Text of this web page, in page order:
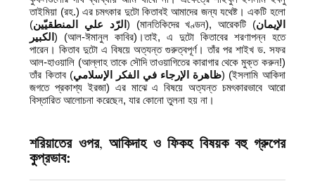
তাইমিয়া (রহ.) এর চমৎকার দুটো কিতাবই আমাদের জন্য যথেষ্ট। একটি হলো
(الرّد علي المنطقيّين ) (মানতিকিদের খণ্ডন), আরেকটি (الإيمان
الكبير) (আল-ঈমানুল কাবির)।তাই, এ দুটো কিতাবের শরণাপন্ন হতে
পারেন। কিতাব দুটো এ বিষয়ে অত্যন্ত গুরুত্বপূর্ণ। তাঁর পর শাইখ ড. সফর
আল-হাওয়ালি (আল্লাহ তাকে সৌদি তাওয়াগিতের কারাগার থেকে মুক্ত করুন!)
তাঁর কিতাব (ظاهرة الإرجاء في الفكر الإسلامي) (ইসলামি আকিদা
জগতে প্রকাশ্য ইরজা) এর মাঝে এ বিষয়ে অত্যন্ত চমৎকারভাবে আরো
বিস্তারিত আলোচনা করেছেন, যার কোনো তুলনা হয় না।
শরিয়াতের ওপর,আকিদাহ ও ফিকহ বিষয়ক বহুগ্রুপের
কুপ্রভাব: